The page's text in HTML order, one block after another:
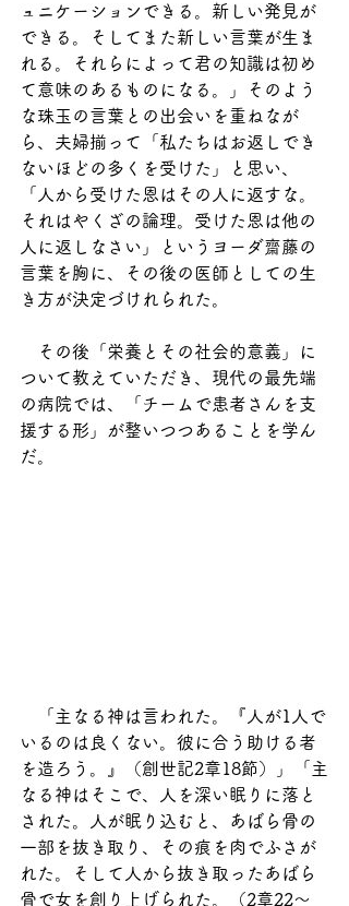
ュニケーションできる。新しい発見が
できる。そしてまた新しい言葉が生ま
れる。それらによって君の知識は初め
て意味のあるものになる。」そのよう
な珠玉の言葉との出会いを重ねなが
ら、夫婦揃って「私たちはお返しでき
ないほどの多くを受けた」と思い、
「人から受けた恩はその人に返すな。
それはやくざの論理。受けた恩は他の
人に返しなさい」というヨーダ齋藤の
言葉を胸に、その後の医師としての生
き方が決定づけれられた。
その後「栄養とその社会的意義」に
ついて教えていただき、現代の最先端
の病院では、「チームで患者さんを支
援する形」が整いつつあることを学ん
だ。
「主なる神は言われた。『人が1人で
いるのは良くない。彼に合う助ける者
を造ろう。』（創世記2章18節）」「主
なる神はそこで、人を深い眠りに落と
された。人が眠り込むと、あばら骨の
一部を抜き取り、その痕を肉でふさが
れた。そして人から抜き取ったあばら
骨で女を創り上げられた。（2章22～